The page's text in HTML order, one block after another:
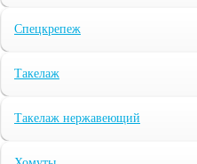
Спецкрепеж
Такелаж
Такелаж нержавеющий